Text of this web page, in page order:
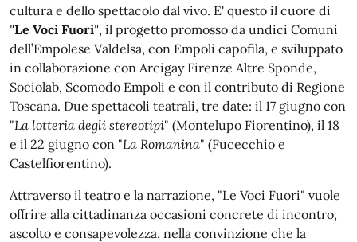
cultura e dello spettacolo dal vivo. E' questo il cuore di
"Le Voci Fuori", il progetto promosso da undici Comuni
dell’Empolese Valdelsa, con Empoli capofila, e sviluppato
in collaborazione con Arcigay Firenze Altre Sponde,
Sociolab, Scomodo Empoli e con il contributo di Regione
Toscana. Due spettacoli teatrali, tre date: il 17 giugno con
"La lotteria degli stereotipi" (Montelupo Fiorentino), il 18
e il 22 giugno con "La Romanina" (Fucecchio e
Castelfiorentino).
Attraverso il teatro e la narrazione, "Le Voci Fuori" vuole
offrire alla cittadinanza occasioni concrete di incontro,
ascolto e consapevolezza, nella convinzione che la